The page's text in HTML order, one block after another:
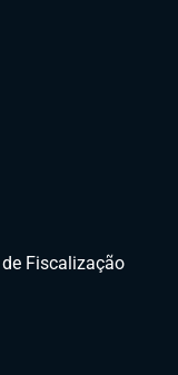
Fiscalização